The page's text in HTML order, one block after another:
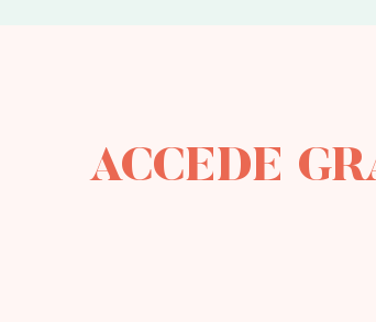
ACCEDE